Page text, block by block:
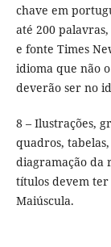
chave em
até 200
e fonte Times
idioma que não
deverão ser no
8 – Ilustrações,
quadros,
diagramação da
títulos devem ter
Maiúscula.